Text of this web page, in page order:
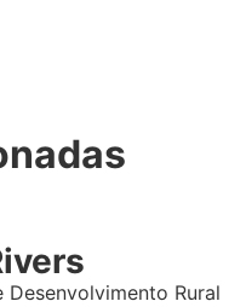
Desenvolvimento Rural